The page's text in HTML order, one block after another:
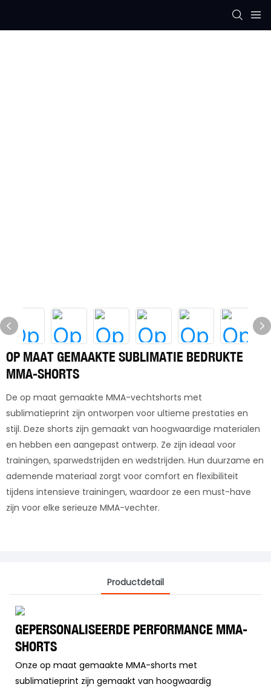
OP MAAT GEMAAKTE SUBLIMATIE BEDRUKTE
MMA-SHORTS
De op maat gemaakte MMA-vechtshorts met
sublimatieprint zijn ontworpen voor ultieme prestaties en
stijl. Deze shorts zijn gemaakt van hoogwaardige materialen
en hebben een aangepast ontwerp. Ze zijn ideaal voor
trainingen, sparwedstrijden en wedstrijden. Hun duurzame en
ademende materiaal zorgt voor comfort en flexibiliteit
tijdens intensieve trainingen, waardoor ze een must-have
zijn voor elke serieuze MMA-vechter.
Productdetail
GEPERSONALISEERDE PERFORMANCE MMA-
SHORTS
Onze op maat gemaakte MMA-shorts met
sublimatieprint zijn gemaakt van hoogwaardig